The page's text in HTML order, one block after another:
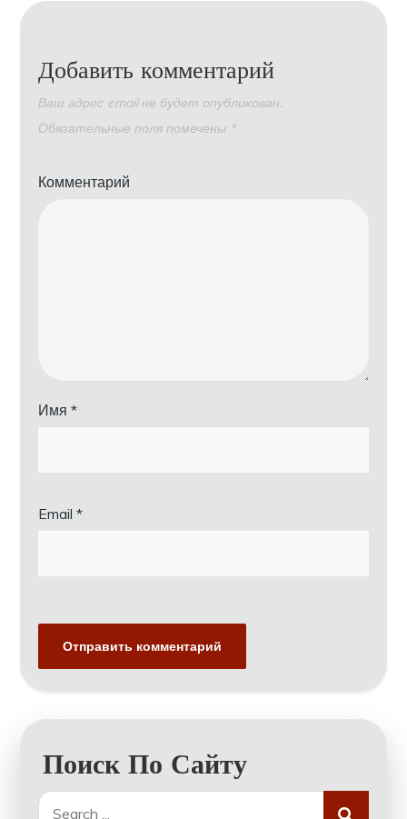
Добавить комментарий
Ваш адрес email не будет опубликован.
Обязательные поля помечены *
Комментарий
Имя*
Email*
Поиск По Сайту
Search